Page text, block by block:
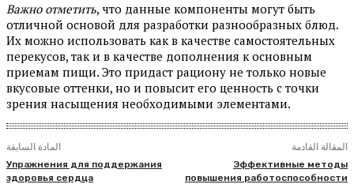
Важно отметить, что данные компоненты могут быть
отличной основой для разработки разнообразных блюд.
Их можно использовать как в качестве самостоятельных
перекусов, так и в качестве дополнения к основным
приемам пищи. Это придаст рациону не только новые
вкусовые оттенки, но и повысит его ценность с точки
зрения насыщения необходимыми элементами.
المادة السابقة
Упражнения для поддержания
здоровья сердца
المقالة القادمة
Эффективные методы
повышения работоспособности